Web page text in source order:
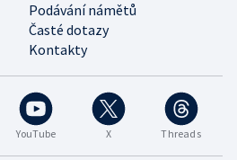
YouTube X Threads
Podávání námětů
Časté dotazy
Kontakty